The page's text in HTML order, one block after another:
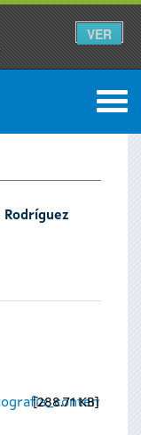
VER
0
288.71 KB